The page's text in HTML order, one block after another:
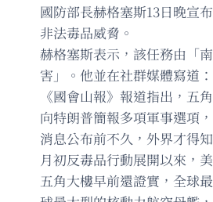
國防部長赫格塞斯13日晚宣
非法毒品威脅。
赫格塞斯表示，該任務由「
害」。他並在社群媒體寫道
《國會山報》報道指出，五
向特朗普簡報多項軍事選項
消息公布前不久，外界才得
月初反毒品行動展開以來，
五角大樓早前還證實，全球